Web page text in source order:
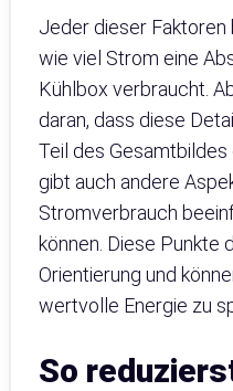
Jeder dieser Faktoren
wie viel Strom eine
Kühlbox verbraucht.
daran, dass diese
Teil des Gesamtbildes
gibt auch andere
Stromverbrauch
können. Diese Punkte
Orientierung und
wertvolle Energie zu
So